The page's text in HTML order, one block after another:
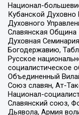
Национал-
Кубанской
Духовного
Славянская
Духовная
Богодержавию,
Русское
социалистическое
Объединенный
Союз славян, Ат-
Национал-
Славянский союз,
Дьявола, Армия